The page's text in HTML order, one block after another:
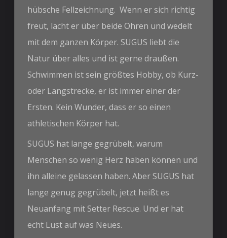
hübsche Fellzeichnung. Wenn er sich richtig
freut, lacht er über beide Ohren und wedelt
mit dem ganzen Körper. SUGUS liebt die
Natur über alles und ist gerne draußen.
Schwimmen ist sein größtes Hobby, ob Kurz-
oder Langstrecke, er ist immer einer der
Ersten. Kein Wunder, dass er so einen
athletischen Körper hat.
SUGUS hat lange gegrübelt, warum
Menschen so wenig Herz haben können und
ihn alleine gelassen haben. Aber SUGUS hat
lange genug gegrübelt, jetzt heißt es
Neuanfang mit Setter Rescue. Und er hat
echt Lust auf was Neues.